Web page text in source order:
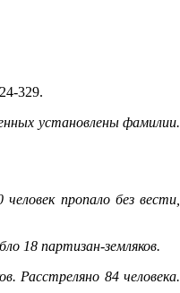
329.
установлены фамилии.
пропало без вести,
18 партизан-земляков.
Расстреляно 84 человека.